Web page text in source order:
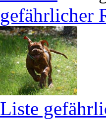
gefährlicher
Liste